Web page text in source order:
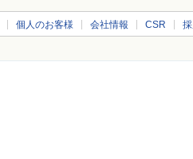
個人のお客様 会社情報 CSR